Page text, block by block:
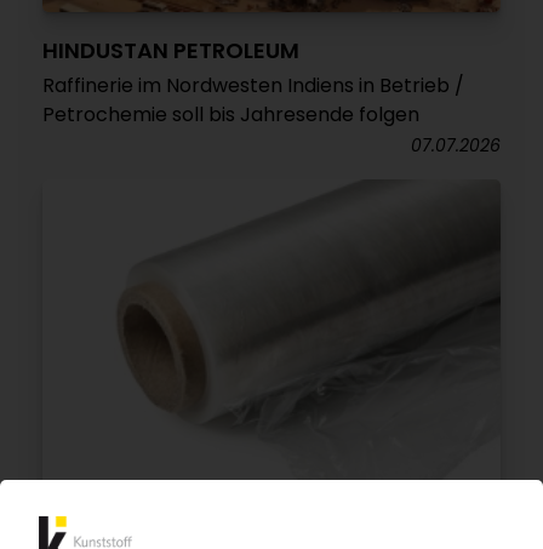
HINDUSTAN PETROLEUM
Raffinerie im Nordwesten Indiens in Betrieb /
Petrochemie soll bis Jahresende folgen
07.07.2026
PE-LLD